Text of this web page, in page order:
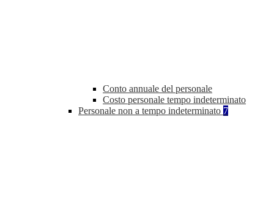
Conto annuale del personale
Costo personale tempo indeterminato
Personale non a tempo indeterminato 7